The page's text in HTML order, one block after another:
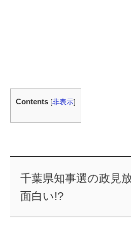
Contents [非表示]
千葉県知事選の政見
面白い!?